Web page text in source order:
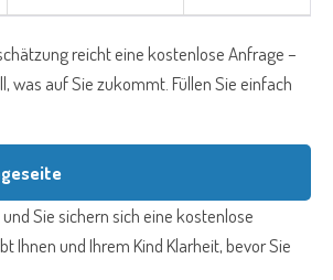
reicht eine kostenlose Anfrage –
was auf Sie zukommt. Füllen Sie einfach
Sie sichern sich eine kostenlose
Ihnen und Ihrem Kind Klarheit, bevor Sie